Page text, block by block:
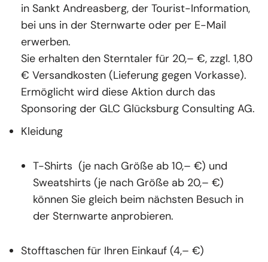
in Sankt Andreasberg, der Tourist-Information,
bei uns in der Sternwarte oder per E-Mail
erwerben.
Sie erhalten den Sterntaler für 20,– €, zzgl. 1,80
€ Versandkosten (Lieferung gegen Vorkasse).
Ermöglicht wird diese Aktion durch das
Sponsoring der GLC Glücksburg Consulting AG.
Kleidung
T-Shirts (je nach Größe ab 10,– €) und
Sweatshirts (je nach Größe ab 20,– €)
können Sie gleich beim nächsten Besuch in
der Sternwarte anprobieren.
Stofftaschen für Ihren Einkauf (4,– €)